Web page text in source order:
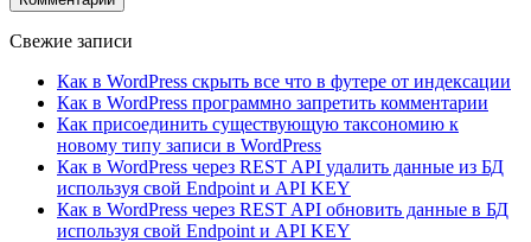
Свежие записи
Как в WordPress скрыть все что в футере от индексации
Как в WordPress программно запретить комментарии
Как присоединить существующую таксономию к
новому типу записи в WordPress
Как в WordPress через REST API удалить данные из БД
используя свой Endpoint и API KEY
Как в WordPress через REST API обновить данные в БД
используя свой Endpoint и API KEY